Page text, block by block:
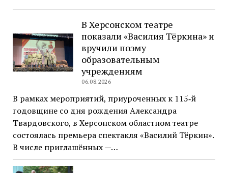
В Херсонском театре
показали «Василия Тёркина» и
вручили поэму
образовательным
учреждениям
06.08.2026
В рамках мероприятий, приуроченных к 115‑й
годовщине со дня рождения Александра
Твардовского, в Херсонском областном театре
состоялась премьера спектакля «Василий Тёркин».
В числе приглашённых —…